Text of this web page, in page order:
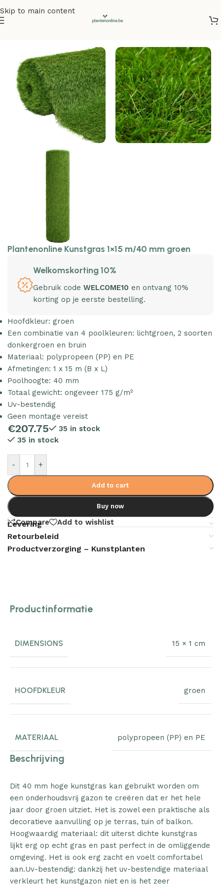
Skip to main content
Plantenonline Kunstgras 1×15 m/40 mm groen
Welkomskorting 10%
Gebruik code WELCOME10 en ontvang 10%
korting op je eerste bestelling.
Hoofdkleur: groen
Een combinatie van 4 poolkleuren: lichtgroen, 2 soorten
donkergroen en bruin
Materiaal: polypropeen (PP) en PE
Afmetingen: 1 x 15 m (B x L)
Poolhoogte: 40 mm
Totaal gewicht: ongeveer 175 g/m²
Uv-bestendig
Geen montage vereist
€207.75
35 in stock
35 in stock
- +
Add to cart
Buy now
Compare Add to wishlist
Levering
Retourbeleid
Productverzorging – Kunstplanten
Productinformatie
DIMENSIONS 15 × 1 cm
HOOFDKLEUR groen
MATERIAAL polypropeen (PP) en PE
Beschrijving
Dit 40 mm hoge kunstgras kan gebruikt worden om
een onderhoudsvrij gazon te creëren dat er het hele
jaar door groen uitziet. Het is zowel een praktische als
decoratieve aanvulling op je terras, tuin of balkon.
Hoogwaardig materiaal: dit uiterst dichte kunstgras
lijkt erg op echt gras en past perfect in de omliggende
omgeving. Het is ook erg zacht en voelt comfortabel
aan.Uv-bestendig: dankzij het uv-bestendige materiaal
verkleurt het kunstgazon niet en is het zeer